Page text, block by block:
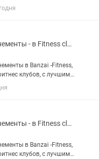
входят в
тг. Если интересно...
Фитнес Абонементы - в Fitness club Banzai (на Кунаева). Продаем срочно!
в Banzai -Fitness,
клубов, с лучшими
и самыми
в городе.
по телефону,...
Фитнес Абонементы - в Fitness club Banzai (на Абая). Продаем срочно!
в Banzai -Fitness,
клубов, с лучшими